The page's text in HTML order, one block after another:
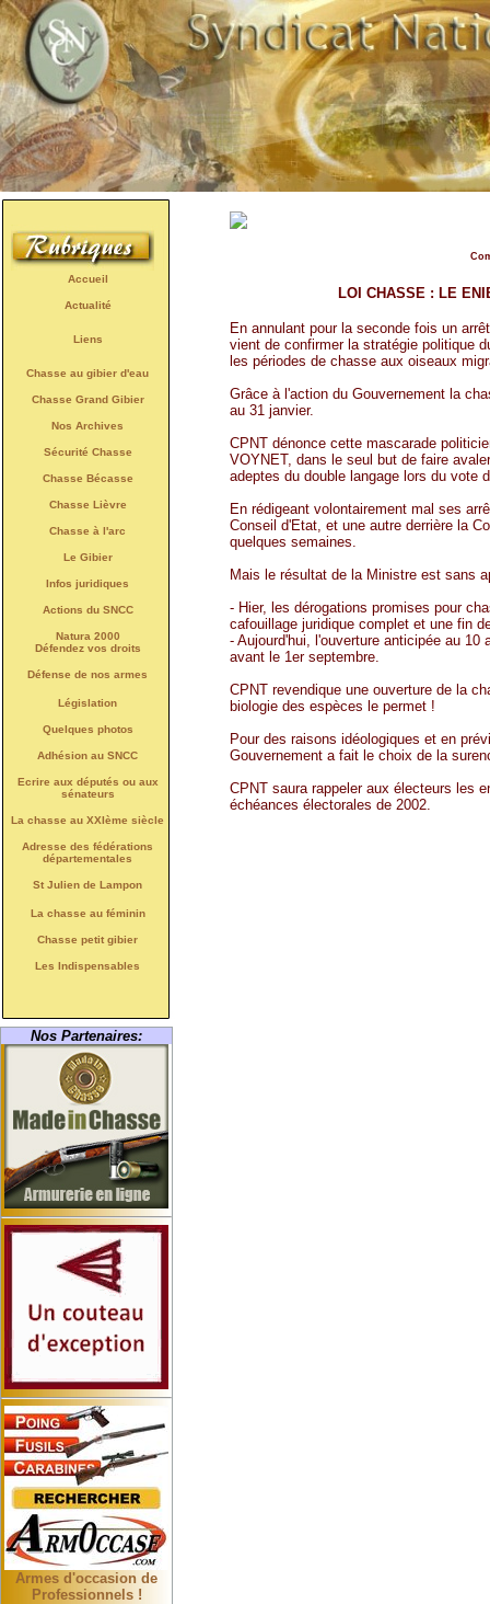
Accueil
Actualité
Liens
Chasse au gibier d'eau
Chasse Grand Gibier
Nos Archives
Sécurité Chasse
Chasse Bécasse
Chasse Lièvre
Chasse à l'arc
Le Gibier
Infos juridiques
Actions du SNCC
Natura 2000
Défendez vos droits
Défense de nos armes
Législation
Quelques photos
Adhésion au SNCC
Ecrire aux députés ou aux
sénateurs
La chasse au XXIème siècle
Adresse des fédérations
départementales
St Julien de Lampon
La chasse au féminin
Chasse petit gibier
Les Indispensables
Nos Partenaires:
Armes d'occasion de
Professionnels !
LOI CHASSE : LE
En annulant pour la seconde fois un
vient de confirmer la stratégie politique
les périodes de chasse aux oiseaux
Grâce à l'action du Gouvernement la
au 31 janvier.
CPNT dénonce cette mascarade
VOYNET, dans le seul but de faire
adeptes du double langage lors du vote
En rédigeant volontairement mal ses
Conseil d'Etat, et une autre derrière la
quelques semaines.
Mais le résultat de la Ministre est sans
- Hier, les dérogations promises pour
cafouillage juridique complet et une fin
- Aujourd'hui, l'ouverture anticipée au
avant le 1er septembre.
CPNT revendique une ouverture de la
biologie des espèces le permet !
Pour des raisons idéologiques et en
Gouvernement a fait le choix de la
CPNT saura rappeler aux électeurs les
échéances électorales de 2002.